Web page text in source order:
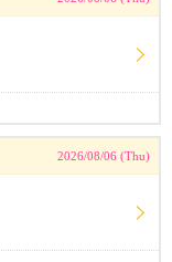
2026/08/06 (Thu)